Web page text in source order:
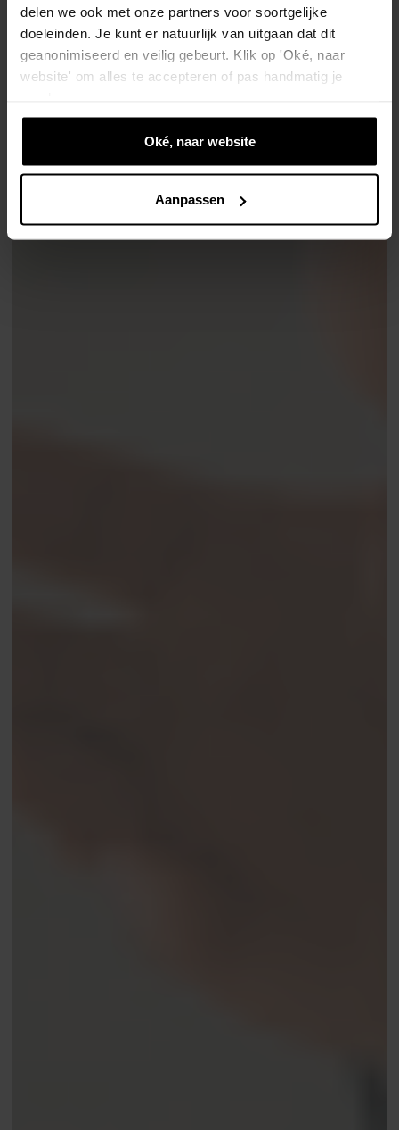
delen we ook met onze partners voor soortgelijke
doeleinden. Je kunt er natuurlijk van uitgaan dat dit
geanonimiseerd en veilig gebeurt. Klik op 'Oké, naar
website' om alles te accepteren of pas handmatig je
Oké, naar website
Aanpassen